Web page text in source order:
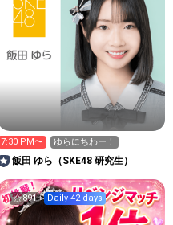
7:30 PM〜 ゆらにちわー！
飯田 ゆら（SKE48 研究生）
891 Daily 42 days